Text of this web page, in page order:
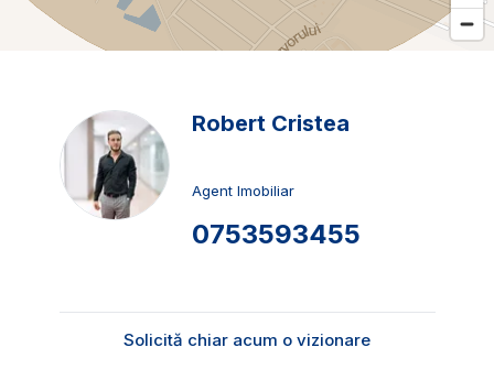
Robert Cristea
Agent Imobiliar
0753593455
Solicită chiar acum o vizionare